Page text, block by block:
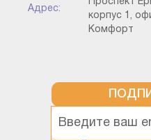
Прочие конфигурации
Разработка на
привязки к типовой)
Технология работы
Адрес:
корпус 1,
Комфорт